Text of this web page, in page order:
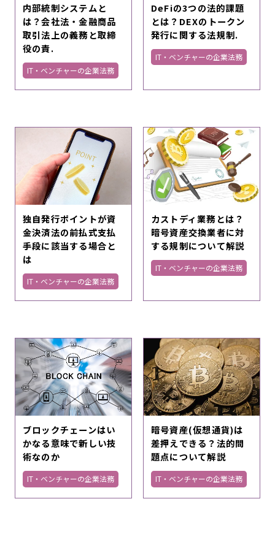
内部統制システムと
は？会社法・金融商品
取引法上の義務と取締
役の責.
IT・ベンチャーの企業法務
DeFiの3つの法的課題
とは？DEXのトークン
発行に関する法規制.
IT・ベンチャーの企業法務
独自発行ポイントが資
金決済法の前払式支払
手段に該当する場合と
は
IT・ベンチャーの企業法務
カストディ業務とは？
暗号資産交換業者に対
する規制について解説
IT・ベンチャーの企業法務
ブロックチェーンはい
かなる意味で新しい技
術なのか
IT・ベンチャーの企業法務
暗号資産(仮想通貨)は
差押えできる？法的問
題点について解説
IT・ベンチャーの企業法務